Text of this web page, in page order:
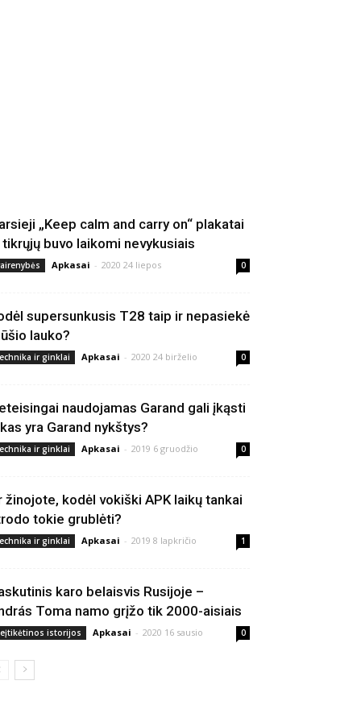
„Keep calm and carry on“ plakatai
tikrųjų buvo laikomi nevykusiais
Apkasai - 2020 24 liepos 0
supersunkusis T28 taip ir nepasiekė
lauko?
ir ginklai Apkasai - 2020 24 birželio 0
naudojamas Garand gali įkąsti
yra Garand nykštys?
ir ginklai Apkasai - 2019 6 gruodžio 0
žinojote, kodėl vokiški APK laikų tankai
tokie grublėti?
ir ginklai Apkasai - 2019 8 lapkričio 1
karo belaisvis Rusijoje –
Toma namo grįžo tik 2000-aisiais
istorijos Apkasai - 2020 16 sausio 0